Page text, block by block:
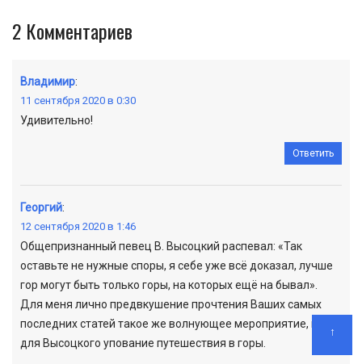
2 Комментариев
Владимир:
11 сентября 2020 в 0:30
Удивительно!
Ответить
Георгий:
12 сентября 2020 в 1:46
Общепризнанный певец В. Высоцкий распевал: «Так
оставьте не нужные споры, я себе уже всё доказал, лучше
гор могут быть только горы, на которых ещё на бывал».
Для меня лично предвкушение прочтения Ваших самых
последних статей такое же волнующее мероприятие, как
для Высоцкого упование путешествия в горы.
↑